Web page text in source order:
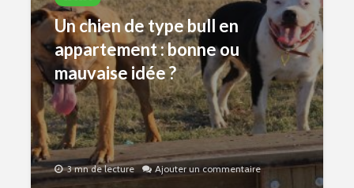
Un chien de type bull en
appartement : bonne ou
mauvaise idée ?
3 mn de lecture Ajouter un commentaire